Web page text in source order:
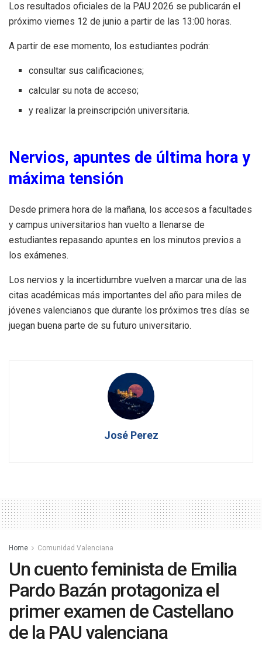
Los resultados oficiales de la PAU 2026 se publicarán el
próximo viernes 12 de junio a partir de las 13:00 horas.
A partir de ese momento, los estudiantes podrán:
consultar sus calificaciones;
calcular su nota de acceso;
y realizar la preinscripción universitaria.
Nervios, apuntes de última hora y
máxima tensión
Desde primera hora de la mañana, los accesos a facultades
y campus universitarios han vuelto a llenarse de
estudiantes repasando apuntes en los minutos previos a
los exámenes.
Los nervios y la incertidumbre vuelven a marcar una de las
citas académicas más importantes del año para miles de
jóvenes valencianos que durante los próximos tres días se
juegan buena parte de su futuro universitario.
José Perez
Home Comunidad Valenciana
Un cuento feminista de Emilia
Pardo Bazán protagoniza el
primer examen de Castellano
de la PAU valenciana